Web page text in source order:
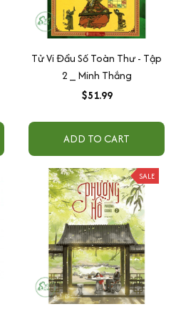
Tử Vi Đẩu Số Toàn Thư - Tập
2 _ Minh Thắng
$51.99
ADD TO CART
SALE